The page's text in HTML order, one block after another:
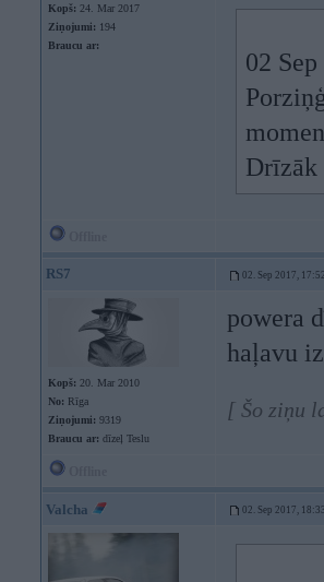
Kopš: 24. Mar 2017
Ziņojumi: 194
Braucu ar:
02
RS7 02. Sep 2017,
Kopš: 20. Mar 2010
No: Rīga
Ziņojumi: 9319
Braucu ar: dīzeļ Teslu
powera
haļavu
[ Šo ziņu
Valcha 02. Sep 2017,